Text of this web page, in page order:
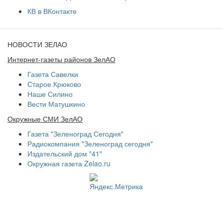
КВ в ВКонтакте
НОВОСТИ ЗЕЛАО
Интернет-газеты районов ЗелАО
Газета Савелки
Старое Крюково
Наше Силино
Вести Матушкино
Окружные СМИ ЗелАО
Газета "Зеленоград Сегодня"
Радиокомпания "Зеленоград сегодня"
Издательский дом "41"
Окружная газета Zelao.ru